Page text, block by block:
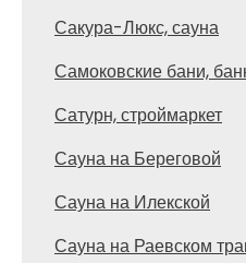
Сакура-Люкс, сауна
Самоковские бани,
Сатурн, строймаркет
Сауна на Береговой
Сауна на Илекской
Сауна на Раевском